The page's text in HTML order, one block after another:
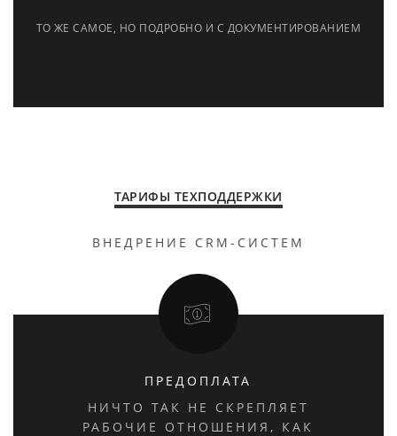
ТО ЖЕ САМОЕ, НО ПОДРОБНО И С ДОКУМЕНТИРОВАНИЕМ
ТАРИФЫ ТЕХПОДДЕРЖКИ
ВНЕДРЕНИЕ CRM-СИСТЕМ
ПРЕДОПЛАТА
НИЧТО ТАК НЕ СКРЕПЛЯЕТ
РАБОЧИЕ ОТНОШЕНИЯ, КАК